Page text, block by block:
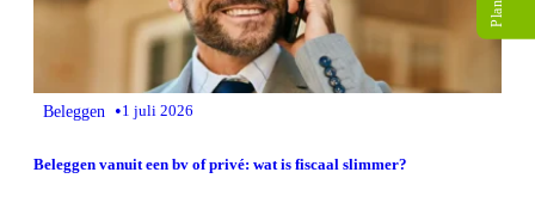
Beleggen •1 juli 2026
Beleggen vanuit een bv of privé: wat is fiscaal slimmer?